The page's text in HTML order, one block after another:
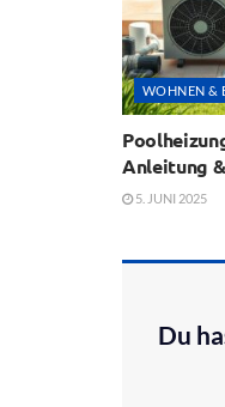
WOHNEN &
Anleitung
5. JUNI 2025
Du